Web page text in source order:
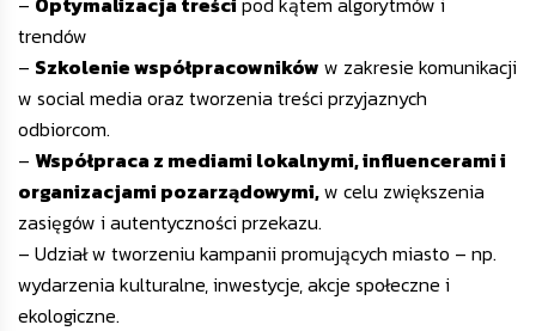
trendów
– Szkolenie współpracowników w zakresie komunikacji
w social media oraz tworzenia treści przyjaznych
odbiorcom.
– Współpraca z mediami lokalnymi, influencerami i
organizacjami pozarządowymi,w celu zwiększenia
zasięgów i autentyczności przekazu.
– Udział w tworzeniu kampanii promujących miasto – np.
wydarzenia kulturalne, inwestycje, akcje społeczne i
ekologiczne.